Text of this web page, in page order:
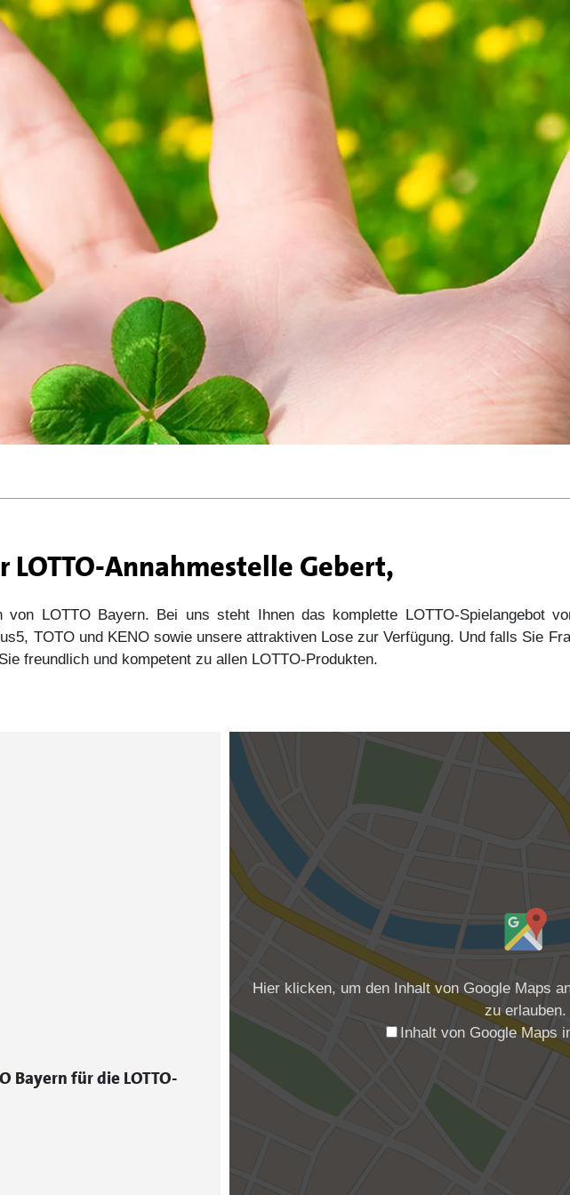
Annahmestelle Gebert,
LOTTO Bayern. Bei uns steht Ihnen das komplette LOTTO-Spielangebot
TOTO und KENO sowie unsere attraktiven Lose zur Verfügung. Und falls Sie
freundlich und kompetent zu allen LOTTO-Produkten.
Bayern für die LOTTO-
Hier klicken, um den Inhalt von Google Maps
zu erlauben.
Inhalt von Google Maps